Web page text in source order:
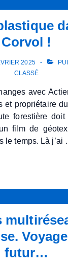
Corvol !
2025
CLASSÉ
avec
et propriétaire
forestière doit
film de
le temps. Là j’ai
futur…